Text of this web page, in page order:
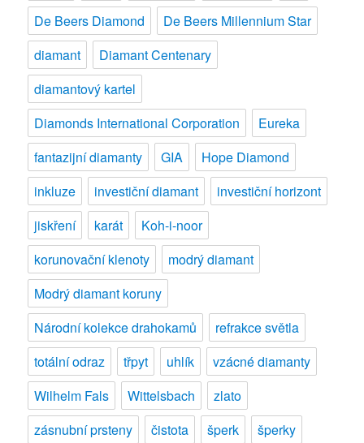
De Beers Diamond
De Beers Millennium Star
diamant
Diamant Centenary
diamantový kartel
Diamonds International Corporation
Eureka
fantazijní diamanty
GIA
Hope Diamond
inkluze
investiční diamant
investiční horizont
jiskření
karát
Koh-i-noor
korunovační klenoty
modrý diamant
Modrý diamant koruny
Národní kolekce drahokamů
refrakce světla
totální odraz
třpyt uhlík
vzácné diamanty
Wilhelm Fals
Wittelsbach
zlato
zásnubní prsteny
čistota šperk šperky